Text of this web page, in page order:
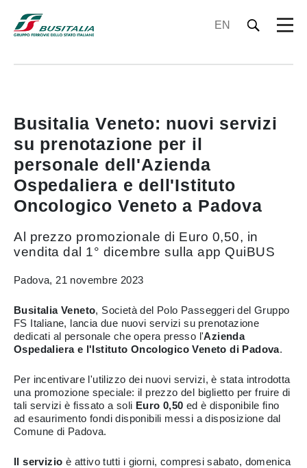
EN
Busitalia Veneto: nuovi servizi
su prenotazione per il
personale dell'Azienda
Ospedaliera e dell'Istituto
Oncologico Veneto a Padova
Al prezzo promozionale di Euro 0,50, in
vendita dal 1° dicembre sulla app QuiBUS
Padova, 21 novembre 2023
Busitalia Veneto, Società del Polo Passeggeri del Gruppo
FS Italiane, lancia due nuovi servizi su prenotazione
dedicati al personale che opera presso l'Azienda
Ospedaliera e l'Istituto Oncologico Veneto di Padova.
Per incentivare l'utilizzo dei nuovi servizi, è stata introdotta
una promozione speciale: il prezzo del biglietto per fruire di
tali servizi è fissato a soli Euro 0,50 ed è disponibile fino
ad esaurimento fondi disponibili messi a disposizione dal
Comune di Padova.
Il servizio è attivo tutti i giorni, compresi sabato, domenica